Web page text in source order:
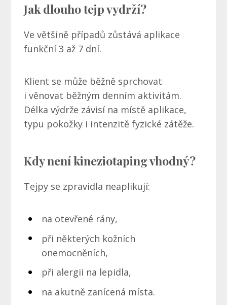
Jak dlouho tejp vydrží?
Ve většině případů zůstává aplikace
funkční 3 až 7 dní.
Klient se může běžně sprchovat
i věnovat běžným denním aktivitám.
Délka výdrže závisí na místě aplikace,
typu pokožky i intenzitě fyzické zátěže.
Kdy není kineziotaping vhodný?
Tejpy se zpravidla neaplikují:
na otevřené rány,
při některých kožních
onemocněních,
při alergii na lepidla,
na akutně zanícená místa.